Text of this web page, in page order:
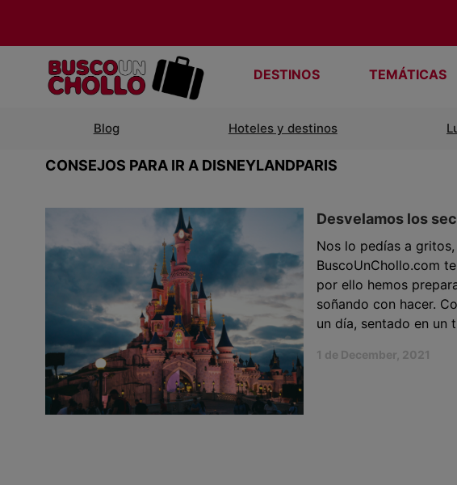
DESTINOS TEMÁTICAS
Blog Hoteles y destinos
CONSEJOS PARA IR A DISNEYLANDPARIS
Desvelamos los
Nos lo pedías a
BuscoUnChollo.com
por ello hemos
soñando con hacer.
un día, sentado en un
1 de December, 2021